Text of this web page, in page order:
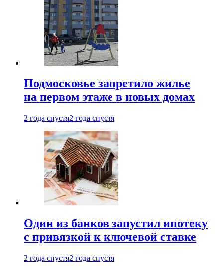
Подмосковье запретило жилье
на первом этаже в новых домах
2 года спустя2 года спустя
Один из банков запустил ипотеку
с привязкой к ключевой ставке
2 года спустя2 года спустя